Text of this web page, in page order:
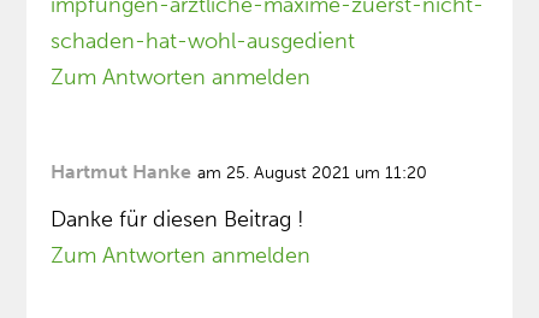
schaden-hat-wohl-ausgedient
Zum Antworten anmelden
Hartmut Hanke am 25. August 2021 um 11:20
Danke für diesen Beitrag !
Zum Antworten anmelden